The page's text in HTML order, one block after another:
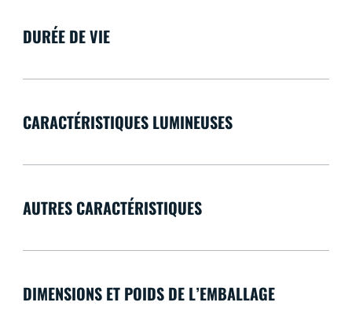
DURÉE DE VIE
CARACTÉRISTIQUES LUMINEUSES
AUTRES CARACTÉRISTIQUES
DIMENSIONS ET POIDS DE L’EMBALLAGE